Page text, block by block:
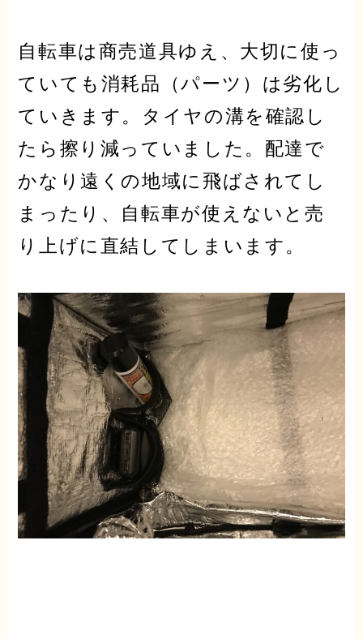
自転車は商売道具ゆえ、大切に使っ
ていても消耗品（パーツ） は劣化し
ていきます。タイヤの溝を確認し
たら擦り減っていました。配達で
かなり遠くの地域に飛ばされてし
まったり、自転車が使えないと 売
り上げに直結してしまいます。